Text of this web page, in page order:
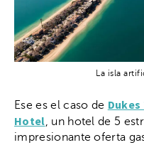
La isla
Ese es el caso de
Hotel, un hotel de 5
impresionante oferta